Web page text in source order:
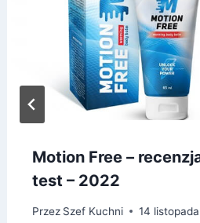
Motion Free –
test – 2022
Przez Szef Kuchni 14